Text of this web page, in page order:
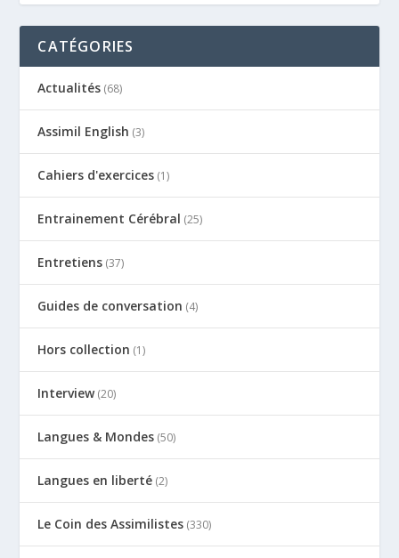
CATÉGORIES
Actualités (68)
Assimil English (3)
Cahiers d'exercices (1)
Entrainement Cérébral (25)
Entretiens (37)
Guides de conversation (4)
Hors collection (1)
Interview(20)
Langues & Mondes (50)
Langues en liberté (2)
Le Coin des Assimilistes (330)